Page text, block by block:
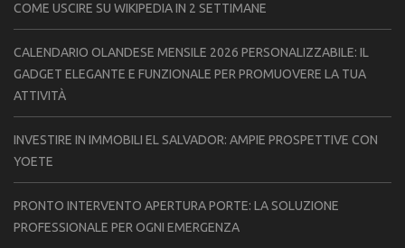
COME USCIRE SU WIKIPEDIA IN 2 SETTIMANE
CALENDARIO OLANDESE MENSILE 2026 PERSONALIZZABILE: IL
GADGET ELEGANTE E FUNZIONALE PER PROMUOVERE LA TUA
ATTIVITÀ
INVESTIRE IN IMMOBILI EL SALVADOR: AMPIE PROSPETTIVE CON
YOETE
PRONTO INTERVENTO APERTURA PORTE: LA SOLUZIONE
PROFESSIONALE PER OGNI EMERGENZA